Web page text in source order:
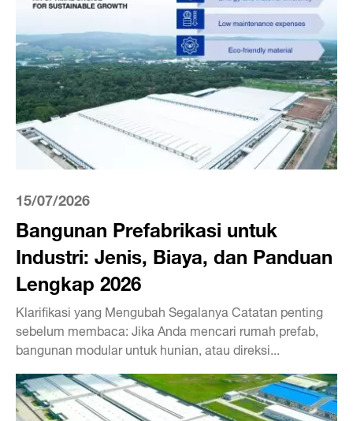
15/07/2026
Bangunan Prefabrikasi untuk
Industri: Jenis, Biaya, dan Panduan
Lengkap 2026
Klarifikasi yang Mengubah Segalanya Catatan penting
sebelum membaca: Jika Anda mencari rumah prefab,
bangunan modular untuk hunian, atau direksi...